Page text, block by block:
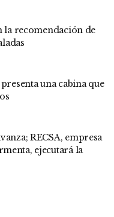
la recomendación de
una cabina que
RECSA, empresa
ejecutará la